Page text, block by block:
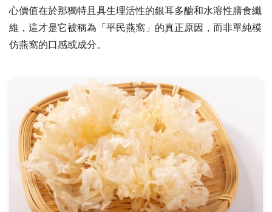
心價值在於那獨特且具生理活性的銀耳多醣和水溶性膳食纖
維，這才是它被稱為「平民燕窩」的真正原因，而非單純模
仿燕窩的口感或成分。